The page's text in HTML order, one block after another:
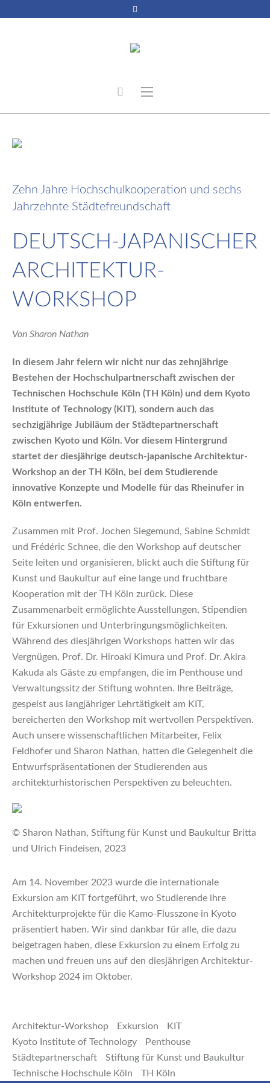
17. Januar 2024
Zehn Jahre Hochschulkooperation und sechs
Jahrzehnte Städtefreundschaft
DEUTSCH-JAPANISCHER
ARCHITEKTUR-
WORKSHOP
Von Sharon Nathan
In diesem Jahr feiern wir nicht nur das zehnjährige
Bestehen der Hochschulpartnerschaft zwischen der
Technischen Hochschule Köln (TH Köln) und dem Kyoto
Institute of Technology (KIT), sondern auch das
sechzigjährige Jubiläum der Städtepartnerschaft
zwischen Kyoto und Köln. Vor diesem Hintergrund
startet der diesjährige deutsch-japanische Architektur-
Workshop an der TH Köln, bei dem Studierende
innovative Konzepte und Modelle für das Rheinufer in
Köln entwerfen.
Zusammen mit Prof. Jochen Siegemund, Sabine Schmidt
und Frédéric Schnee, die den Workshop auf deutscher
Seite leiten und organisieren, blickt auch die Stiftung für
Kunst und Baukultur auf eine lange und fruchtbare
Kooperation mit der TH Köln zurück. Diese
Zusammenarbeit ermöglichte Ausstellungen, Stipendien
für Exkursionen und Unterbringungsmöglichkeiten.
Während des diesjährigen Workshops hatten wir das
Vergnügen, Prof. Dr. Hiroaki Kimura und Prof. Dr. Akira
Kakuda als Gäste zu empfangen, die im Penthouse und
Verwaltungssitz der Stiftung wohnten. Ihre Beiträge,
gespeist aus langjähriger Lehrtätigkeit am KIT,
bereicherten den Workshop mit wertvollen Perspektiven.
Auch unsere wissenschaftlichen Mitarbeiter, Felix
Feldhofer und Sharon Nathan, hatten die Gelegenheit die
Entwurfspräsentationen der Studierenden aus
architekturhistorischen Perspektiven zu beleuchten.
© Sharon Nathan, Stiftung für Kunst und Baukultur Britta
und Ulrich Findeisen, 2023
Am 14. November 2023 wurde die internationale
Exkursion am KIT fortgeführt, wo Studierende ihre
Architekturprojekte für die Kamo-Flusszone in Kyoto
präsentiert haben. Wir sind dankbar für alle, die dazu
beigetragen haben, diese Exkursion zu einem Erfolg zu
machen und freuen uns auf den diesjährigen Architektur-
Workshop 2024 im Oktober.
Architektur-Workshop Exkursion
KIT
Kyoto Institute of Technology
Penthouse
Städtepartnerschaft
Stiftung für Kunst und Baukultur
Technische Hochschule Köln
TH Köln